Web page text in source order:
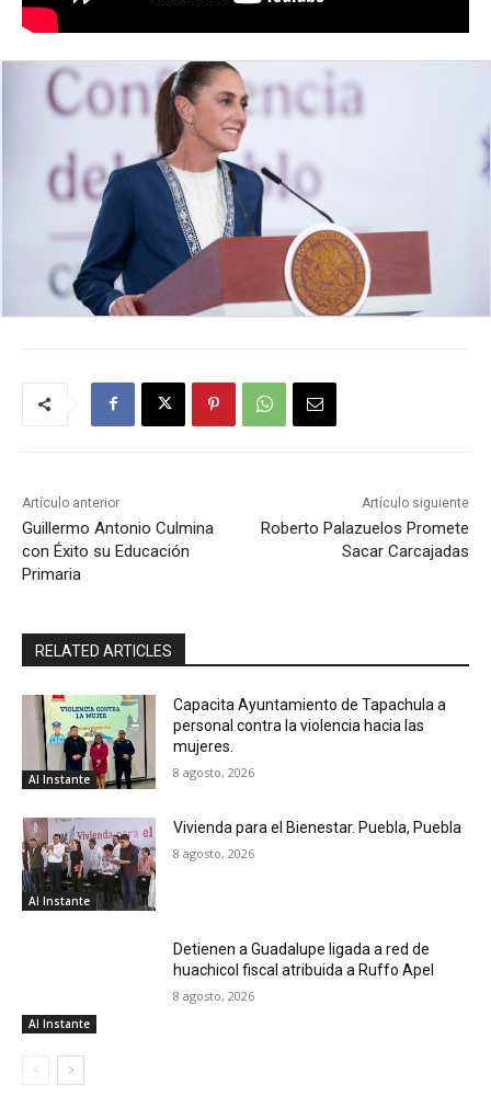
Artículo anterior
Guillermo Antonio Culmina
con Éxito su Educación
Primaria
Artículo siguiente
Roberto Palazuelos Promete
Sacar Carcajadas
RELATED ARTICLES
Al Instante
Capacita Ayuntamiento de Tapachula a
personal contra la violencia hacia las
mujeres.
8 agosto, 2026
Al Instante
Vivienda para el Bienestar. Puebla, Puebla
8 agosto, 2026
Al Instante
Detienen a Guadalupe ligada a red de
huachicol fiscal atribuida a Ruffo Apel
8 agosto, 2026